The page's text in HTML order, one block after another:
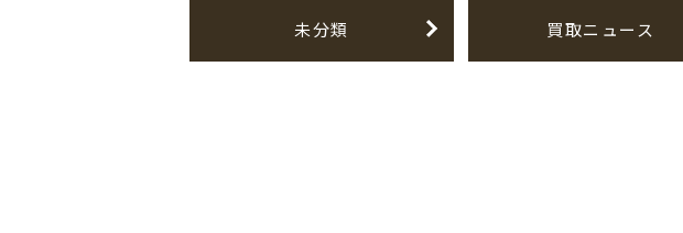
未分類 買取ニュース